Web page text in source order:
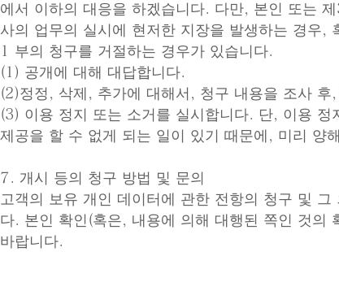
에서 이하의 대응을 하겠습니다. 다만, 본인 또는
사의 업무의 실시에 현저한 지장을 발생하는 경우,
1 부의 청구를 거절하는 경우가 있습니다.
(1) 공개에 대해 대답합니다.
(2)정정, 삭제, 추가에 대해서, 청구 내용을 조사 후
(3) 이용 정지 또는 소거를 실시합니다. 단, 이용
제공을 할 수 없게 되는 일이 있기 때문에, 미리 양
7. 개시 등의 청구 방법 및 문의
고객의 보유 개인 데이터에 관한 전항의 청구 및
다. 본인 확인(혹은, 내용에 의해 대행된 쪽인 것의
바랍니다.